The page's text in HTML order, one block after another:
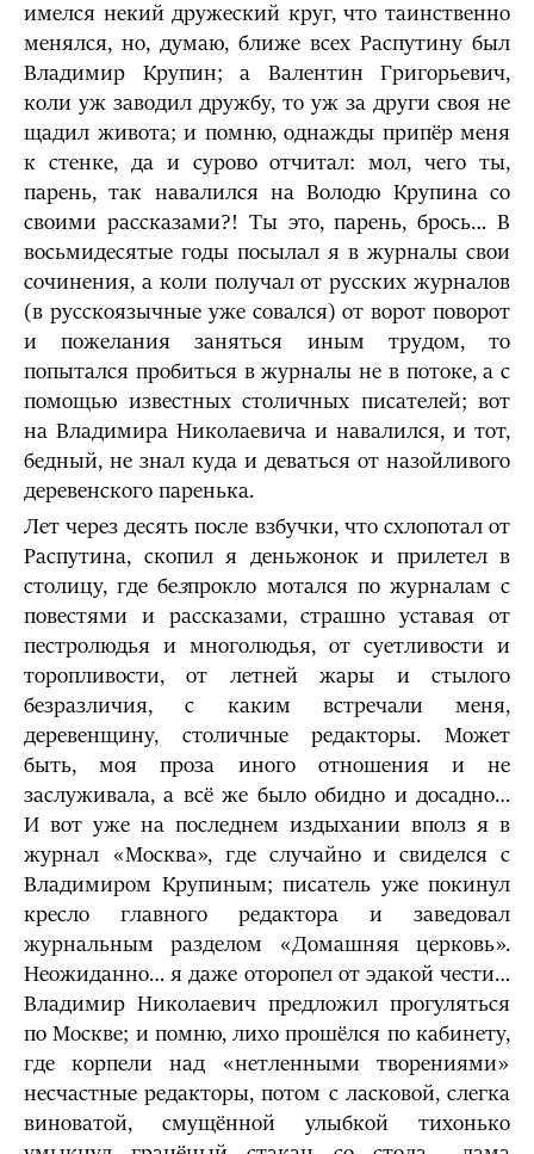
имелся некий дружеский круг, что таинственно
менялся, но, думаю, ближе всех Распутину был
Владимир Крупин; а Валентин Григорьевич,
коли уж заводил дружбу, то уж за други своя не
щадил живота; и помню, однажды припёр меня
к стенке, да и сурово отчитал: мол, чего ты,
парень, так навалился на Володю Крупина со
своими рассказами?! Ты это, парень, брось… В
восьмидесятые годы посылал я в журналы свои
сочинения, а коли получал от русских журналов
(в русскоязычные уже совался) от ворот поворот
и пожелания заняться иным трудом, то
попытался пробиться в журналы не в потоке, а с
помощью известных столичных писателей; вот
на Владимира Николаевича и навалился, и тот,
бедный, не знал куда и деваться от назойливого
деревенского паренька.
Лет через десять после взбучки, что схлопотал от
Распутина, скопил я деньжонок и прилетел в
столицу, где безпрокло мотался по журналам с
повестями и рассказами, страшно уставая от
пестролюдья и многолюдья, от суетливости и
торопливости, от летней жары и стылого
безразличия, с каким встречали меня,
деревенщину, столичные редакторы. Может
быть, моя проза иного отношения и не
заслуживала, а всё же было обидно и досадно…
И вот уже на последнем издыхании вполз я в
журнал «Москва», где случайно и свиделся с
Владимиром Крупиным; писатель уже покинул
кресло главного редактора и заведовал
журнальным разделом «Домашняя церковь».
Неожиданно… я даже оторопел от эдакой чести…
Владимир Николаевич предложил прогуляться
по Москве; и помню, лихо прошёлся по кабинету,
где корпели над «нетленными творениями»
несчастные редакторы, потом с ласковой, слегка
виноватой, смущённой улыбкой тихонько